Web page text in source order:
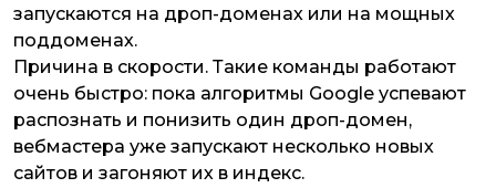
запускаются на дроп-доменах или на мощных
поддоменах.
Причина в скорости. Такие команды работают
очень быстро: пока алгоритмы Google успевают
распознать и понизить один дроп-домен,
вебмастера уже запускают несколько новых
сайтов и загоняют их в индекс.